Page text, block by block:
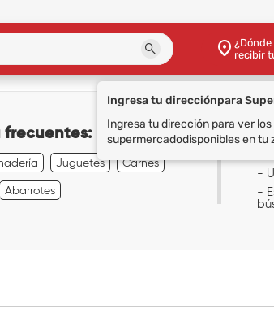
recibir
Ingresa tu direcciónpara
Ingresa tu dirección para ver
supermercadodisponibles en tu
frecuentes:
Juguetes Carnes
Abarrotes
-
-
-